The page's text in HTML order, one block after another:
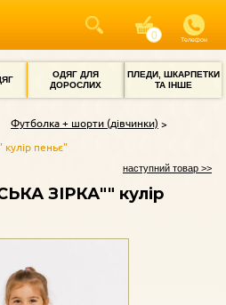
Телефон
ОДЯГ ДЛЯ
ДОРОСЛИХ
ПЛЕДИ, ШКАРПЕТКИ
ТА ІНШЕ
Футболка + шорти (дівчинки)
пеньє"
наступний товар >>
ЗІРКА"" кулір